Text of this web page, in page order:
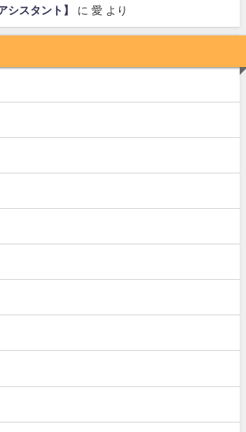
シスタント】 に 愛 より